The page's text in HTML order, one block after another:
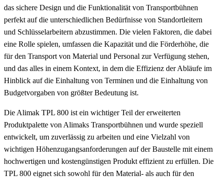
das sichere Design und die Funktionalität von Transportbühnen
perfekt auf die unterschiedlichen Bedürfnisse von Standortleitern
und Schlüsselarbeitern abzustimmen. Die vielen Faktoren, die dabei
eine Rolle spielen, umfassen die Kapazität und die Förderhöhe, die
für den Transport von Material und Personal zur Verfügung stehen,
und das alles in einem Kontext, in dem die Effizienz der Abläufe im
Hinblick auf die Einhaltung von Terminen und die Einhaltung von
Budgetvorgaben von größter Bedeutung ist.
Die Alimak TPL 800 ist ein wichtiger Teil der erweiterten
Produktpalette von Alimaks Transportbühnen und wurde speziell
entwickelt, um zuverlässig zu arbeiten und eine Vielzahl von
wichtigen Höhenzugangsanforderungen auf der Baustelle mit einem
hochwertigen und kostengünstigen Produkt effizient zu erfüllen. Die
TPL 800 eignet sich sowohl für den Material- als auch für den